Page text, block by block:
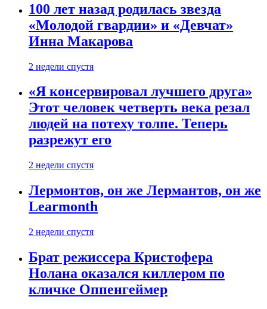
100 лет назад родилась звезда
«Молодой гвардии» и «Девчат»
Инна Макарова
2 недели спустя
«Я консервировал лучшего друга»
Этот человек четверть века резал
людей на потеху толпе. Теперь
разрежут его
2 недели спустя
Лермонтов, он же Лермантов, он же
Learmonth
2 недели спустя
Брат режиссера Кристофера
Нолана оказался киллером по
кличке Оппенгеймер